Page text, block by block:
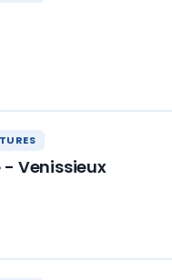
Venissieux